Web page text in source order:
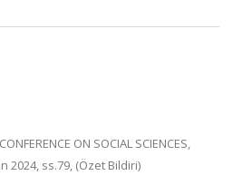
ON SOCIAL SCIENCES,
2024, ss.79, (Özet Bildiri)